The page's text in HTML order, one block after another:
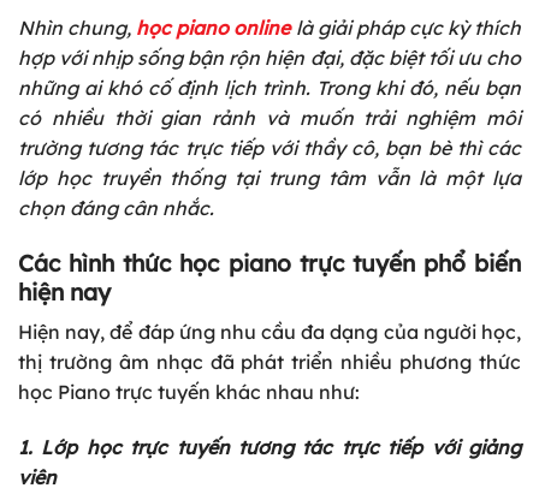
Nhìn chung, học piano onlinelà giải pháp cực kỳ thích
hợp với nhịp sống bận rộn hiện đại, đặc biệt tối ưu cho
những ai khó cố định lịch trình. Trong khi đó, nếu bạn
có nhiều thời gian rảnh và muốn trải nghiệm môi
trường tương tác trực tiếp với thầy cô, bạn bè thì các
lớp học truyền thống tại trung tâm vẫn là một lựa
chọn đáng cân nhắc.
Các hình thức học piano trực tuyến phổ biến
hiện nay
Hiện nay, để đáp ứng nhu cầu đa dạng của người học,
thị trường âm nhạc đã phát triển nhiều phương thức
học Piano trực tuyến khác nhau như:
1. Lớp học trực tuyến tương tác trực tiếp với giảng
viên